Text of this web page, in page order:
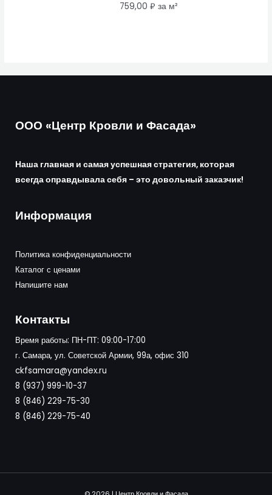
759,00 ₽ за м²
ООО «Центр Кровли и Фасада»
Наша главная и самая успешная стратегия, которая
всегда оправдывала себя – это довольный заказчик!
Информация
Политика конфиденциальности
Каталог с ценами
Напишите нам
Контакты
Время работы: ПН-ПТ: 09:00-17:00
г. Самара, ул. Советской Армии, 99а, офис 310
ckfsamara@yandex.ru
8 (937) 999-10-37
8 (846) 229-75-30
8 (846) 229-75-40